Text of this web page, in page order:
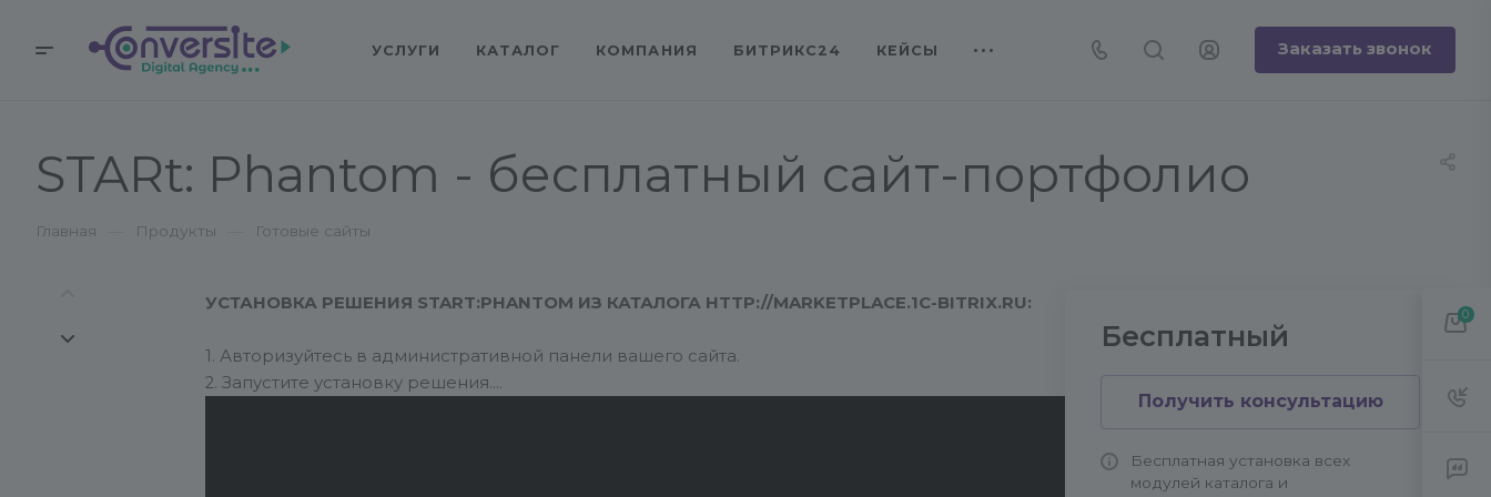
УСЛУГИ КАТАЛОГ КОМПАНИЯ БИТРИКС24 КЕЙСЫ Заказать звонок
STARt: Phantom - бесплатный сайт-портфолио
Главная Продукты Готовые сайты
Бесплатный
Получить консультацию
Бесплатная установка всех
модулей каталога и
УСТАНОВКА РЕШЕНИЯ START:PHANTOM ИЗ КАТАЛОГА HTTP://MARKETPLACE.1C-BITRIX.RU:
1. Авторизуйтесь в административной панели вашего сайта.
2. Запустите установку решения.
0